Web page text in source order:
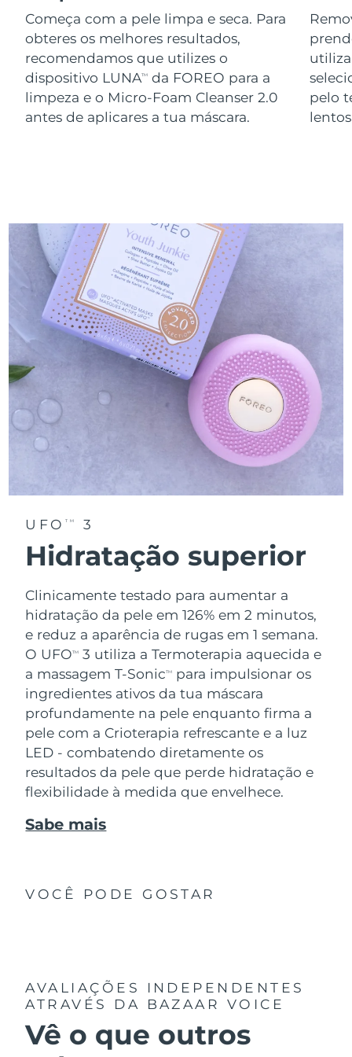
Começa com a pele limpa e seca. Para
obteres os melhores resultados,
recomendamos que utilizes o
dispositivo LUNATM
da FOREO para a
limpeza e o Micro-Foam Cleanser 2.0
antes de aplicares a tua máscara.
pelo
UFO TM 3
Hidratação superior
Clinicamente testado para aumentar a
hidratação da pele em 126% em 2 minutos,
e reduz a aparência de rugas em 1 semana.
O UFOTM
3 utiliza a Termoterapia aquecida e
a massagem T-SonicTM
para impulsionar os
ingredientes ativos da tua máscara
profundamente na pele enquanto firma a
pele com a Crioterapia refrescante e a luz
LED - combatendo diretamente os
resultados da pele que perde hidratação e
flexibilidade à medida que envelhece.
Sabe mais
VOCÊ PODE GOSTAR
AVALIAÇÕES INDEPENDENTES
ATRAVÉS DA BAZAAR VOICE
Vê o que outros